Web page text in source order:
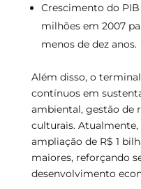
Crescimento do
milhões em 2007
menos de dez anos.
Além disso, o
contínuos em
ambiental, gestão de
culturais.
ampliação de R$ 1
maiores, reforçando
desenvolvimento